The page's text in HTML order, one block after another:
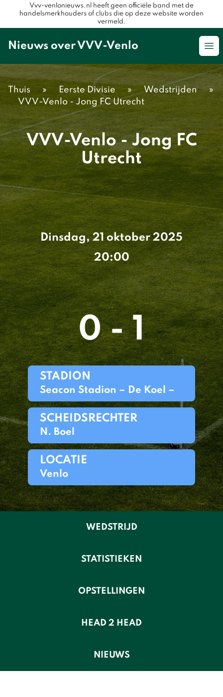
Vvv-venlonieuws.nl heeft geen officiële band met de
handelsmerkhouders of clubs die op deze website worden
vermeld.
Nieuws over VVV-Venlo
Thuis » Eerste Divisie » Wedstrijden
»
VVV-Venlo - Jong FC Utrecht
VVV-Venlo - Jong FC
Utrecht
Dinsdag, 21 oktober 2025
20:00
0 - 1
STADION
Seacon Stadion – De Koel –
SCHEIDSRECHTER
N. Boel
LOCATIE
Venlo
WEDSTRIJD
STATISTIEKEN
OPSTELLINGEN
HEAD 2 HEAD
NIEUWS